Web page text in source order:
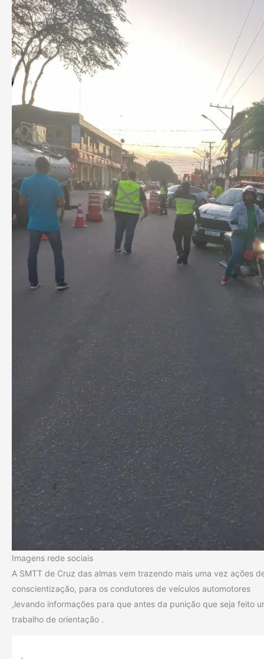
Imagens rede sociais
A SMTT de Cruz das almas vem trazendo mais uma vez ações
conscientização, para os condutores de veículos automotores
,levando informações para que antes da punição que seja feito
trabalho de orientação .